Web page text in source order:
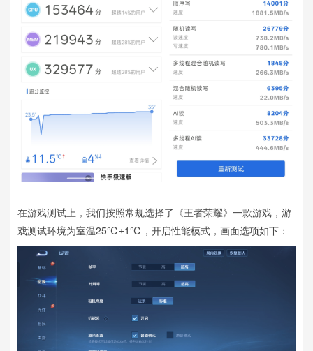
在游戏测试上，我们按照常规选择了《王者荣耀》一款游戏，游
戏测试环境为室温25℃±1℃，开启性能模式，画面选项如下：